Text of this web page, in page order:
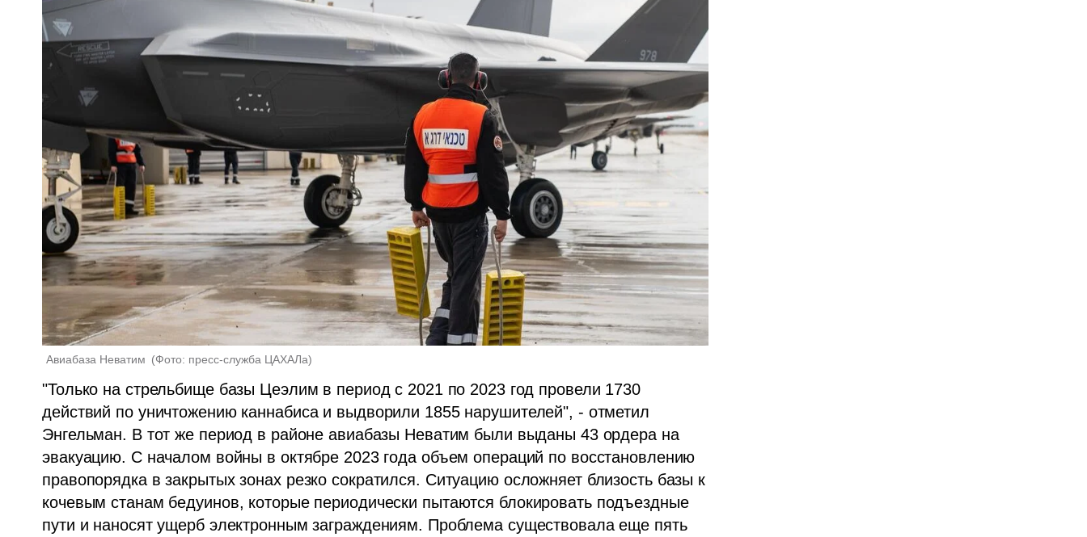
Авиабаза Неватим (Фото: пресс-служба ЦАХАЛа)
"Только на стрельбище базы Цеэлим в период с 2021 по 2023 год провели 1730
действий по уничтожению каннабиса и выдворили 1855 нарушителей", - отметил
Энгельман. В тот же период в районе авиабазы Неватим были выданы 43 ордера на
эвакуацию. С началом войны в октябре 2023 года объем операций по восстановлению
правопорядка в закрытых зонах резко сократился. Ситуацию осложняет близость базы к
кочевым станам бедуинов, которые периодически пытаются блокировать подъездные
пути и наносят ущерб электронным заграждениям. Проблема существовала еще пять